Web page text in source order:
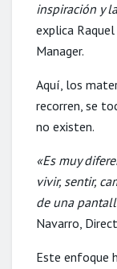
inspiración y
explica
Manager.
Aquí, los
recorren, se
no existen.
«Es muy
vivir, sentir,
de una
Navarro,
Este enfoque